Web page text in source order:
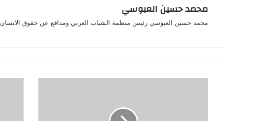
محمد حسين العبوسي
محمد حسين العبوسي رئيس منظمة الشباب العربي ومدافع عن حقوق الانسان